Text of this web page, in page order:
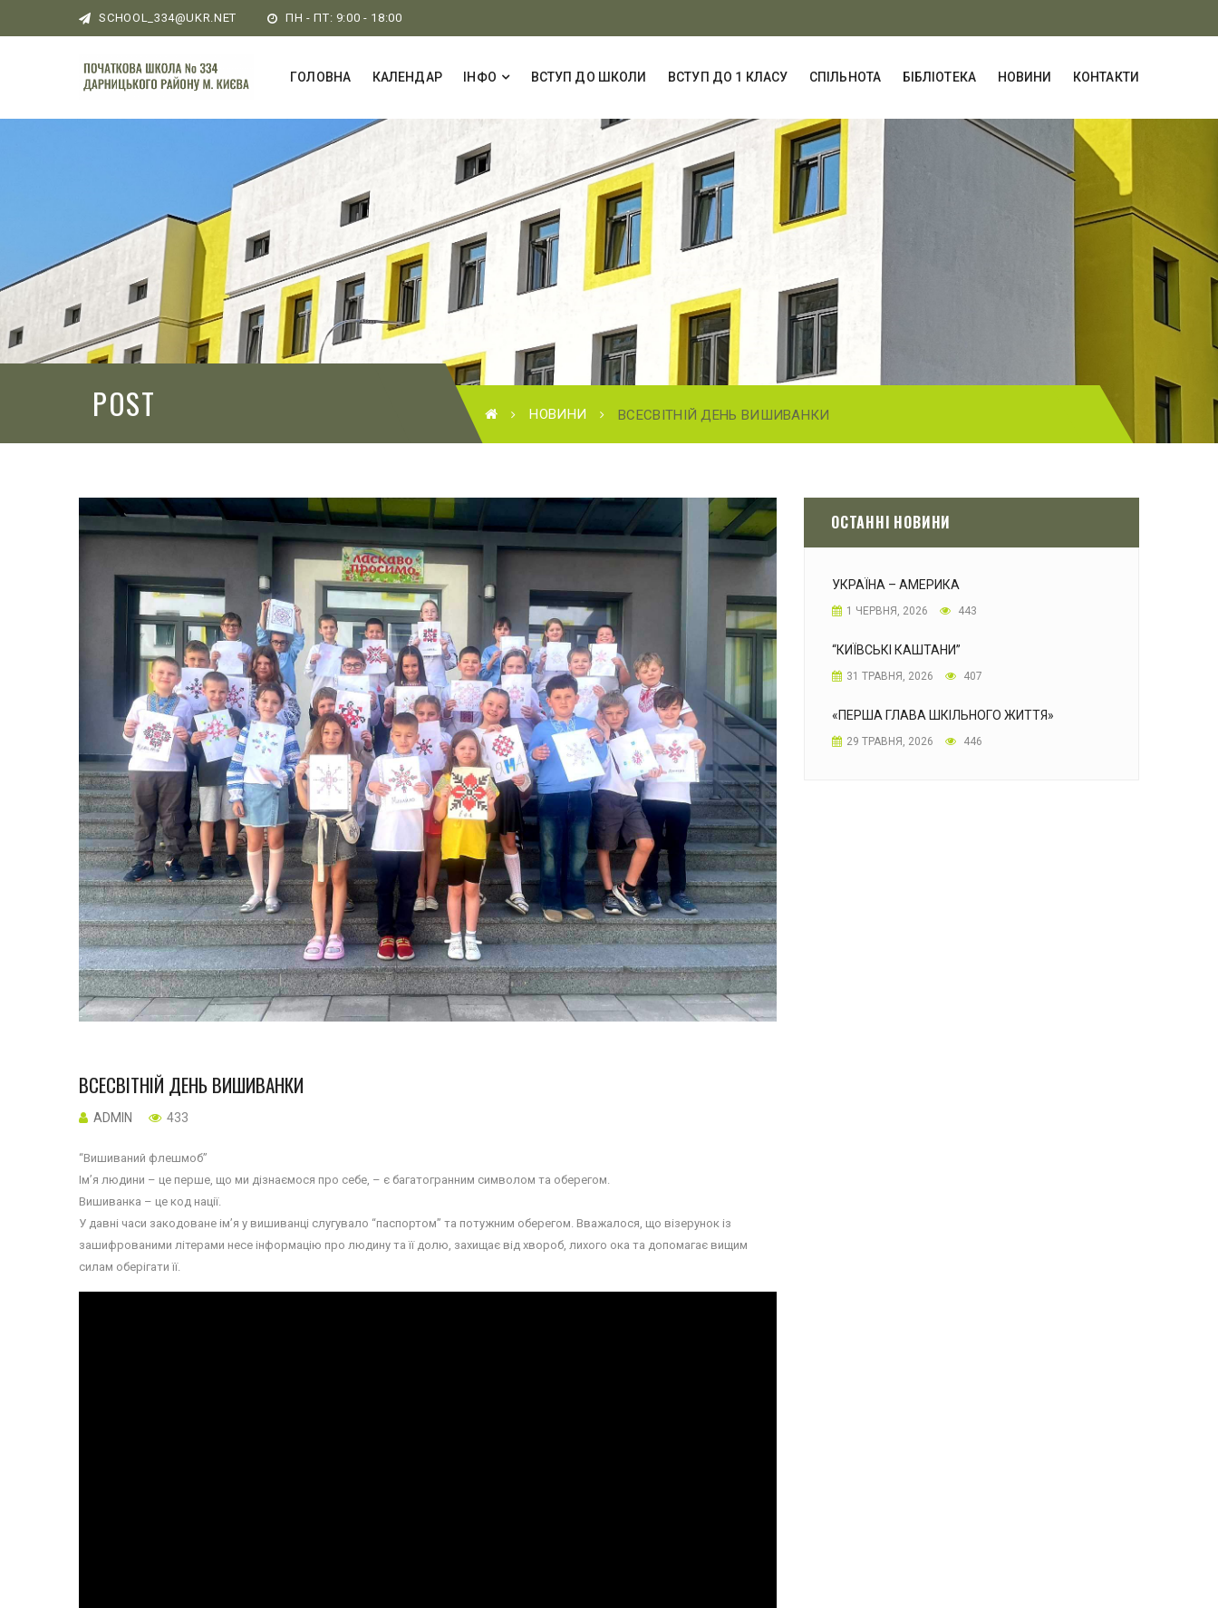
SCHOOL_334@UKR.NET ПН - ПТ: 9:00 - 18:00
ГОЛОВНА КАЛЕНДАР ІНФО ВСТУП ДО ШКОЛИ ВСТУП ДО 1 КЛАСУ СПІЛЬНОТА БІБЛІОТЕКА НОВИНИ КОНТАКТИ
POST НОВИНИ ВСЕСВІТНІЙ ДЕНЬ ВИШИВАНКИ
ВСЕСВІТНІЙ ДЕНЬ ВИШИВАНКИ
ADMIN 433
“Вишиваний флешмоб”
Ім’я людини – це перше, що ми дізнаємося про себе, – є багатогранним символом та оберегом.
Вишиванка – це код нації.
У давні часи закодоване ім’я у вишиванці слугувало “паспортом” та потужним оберегом. Вважалося, що візерунок із
зашифрованими літерами несе інформацію про людину та її долю, захищає від хвороб, лихого ока та допомагає вищим
силам оберігати її.
ОСТАННІ НОВИНИ
УКРАЇНА – АМЕРИКА
1 ЧЕРВНЯ, 2026 443
“КИЇВСЬКІ КАШТАНИ”
31 ТРАВНЯ, 2026 407
«ПЕРША ГЛАВА ШКІЛЬНОГО ЖИТТЯ»
29 ТРАВНЯ, 2026 446